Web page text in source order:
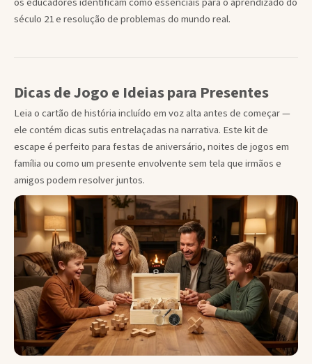
século 21 e resolução de problemas do mundo real.
Dicas de Jogo e Ideias para Presentes
Leia o cartão de história incluído em voz alta antes de começar —
ele contém dicas sutis entrelaçadas na narrativa. Este kit de
escape é perfeito para festas de aniversário, noites de jogos em
família ou como um presente envolvente sem tela que irmãos e
amigos podem resolver juntos.